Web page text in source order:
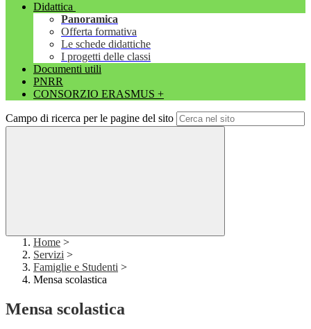
Didattica
Panoramica
Offerta formativa
Le schede didattiche
I progetti delle classi
Documenti utili
PNRR
CONSORZIO ERASMUS +
Campo di ricerca per le pagine del sito
Home >
Servizi >
Famiglie e Studenti >
Mensa scolastica
Mensa scolastica